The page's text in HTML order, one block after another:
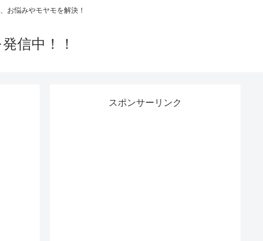
お悩みやモヤモを解決！
信中！！
スポンサーリンク